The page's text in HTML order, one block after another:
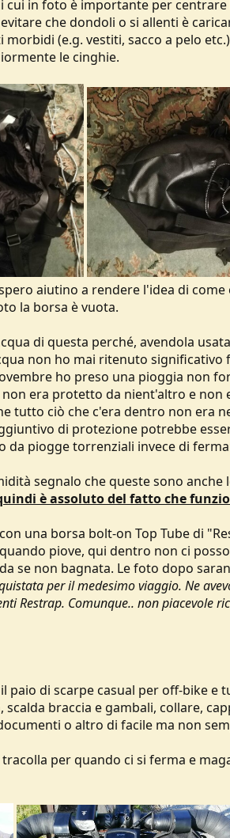
cui in foto è importante per
che dondoli o si allenti è
(e.g. vestiti, sacco a pelo
le cinghie.
aiutino a rendere l'idea di come
la borsa è vuota.
di questa perché, avendola
non ho mai ritenuto significativo
ho preso una pioggia non
non era protetto da nient'altro e
tutto ciò che c'era dentro non era
di protezione potrebbe
da piogge torrenziali invece di
segnalo che queste sono
è assoluto del fatto che
una borsa bolt-on Top Tube di
piove, qui dentro non ci
se non bagnata. Le foto dopo
per il medesimo viaggio. Ne
Restrap. Comunque.. non piacevole
di scarpe casual per off-bike e
braccia e gambali, collare,
o altro di facile ma non
per quando ci si ferma e